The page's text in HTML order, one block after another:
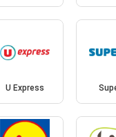
U Express